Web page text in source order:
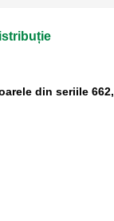
din seriile 662,